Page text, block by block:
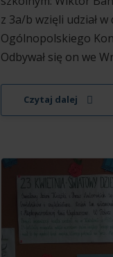
z 3a/b wzięli udział
Ogólnopolskiego
Odbywał się on we
Czytaj dalej